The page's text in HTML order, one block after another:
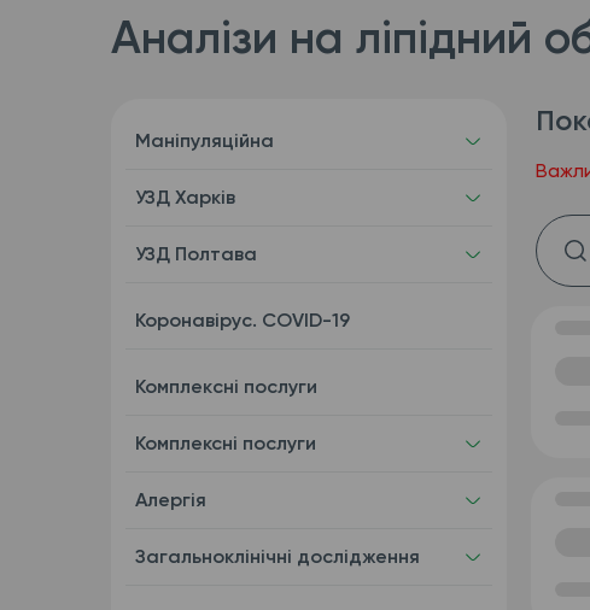
Аналізи на ліпідний
Маніпуляційна
УЗД Харків
УЗД Полтава
Коронавірус. COVID-19
Комплекcні послуги
Комплексні послуги
Алергія
Загальноклінічні дослідження